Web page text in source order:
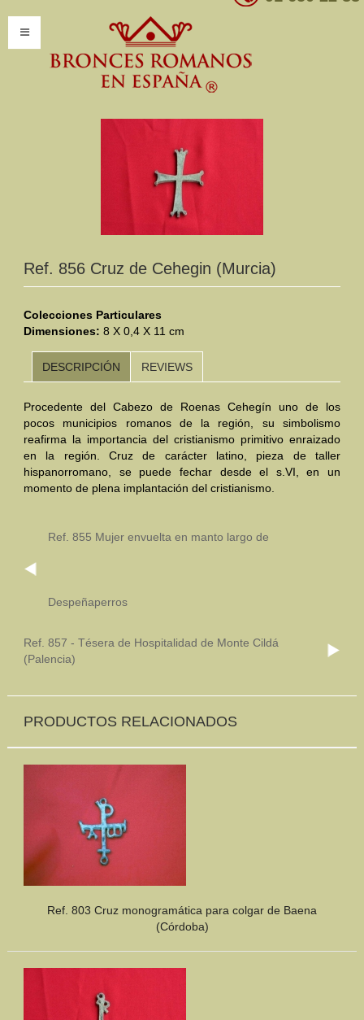
INFORMACIÓN
Presentación
CATÁLOGO
Clasificaciones
Mundo Romano
Otras Civilizaciones
Trabajos Especiales
Referencias
Musée Départemental Arlés Antique. Arlés (Francia)
NOTICIAS
BUSCAR
Ref. 856 Cruz de Cehegin (Murcia)
Colecciones Particulares
Dimensiones: 8 X 0,4 X 11 cm
DESCRIPCIÓN REVIEWS
Procedente del Cabezo de Roenas Cehegín uno de los
pocos municipios romanos de la región, su simbolismo
reafirma la importancia del cristianismo primitivo enraizado
en la región. Cruz de carácter latino, pieza de taller
hispanorromano, se puede fechar desde el s.VI, en un
momento de plena implantación del cristianismo.
Ref. 855 Mujer envuelta en manto largo de
Despeñaperros
Ref. 857 - Tésera de Hospitalidad de Monte Cildá
(Palencia)
PRODUCTOS RELACIONADOS
Ref. 803 Cruz monogramática para colgar de Baena
(Córdoba)